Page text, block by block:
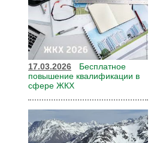
17.03.2026
Бесплатное
повышение квалификации в
сфере ЖКХ